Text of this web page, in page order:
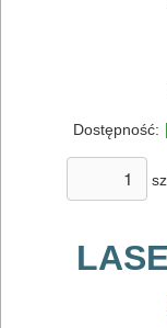
Dostępność: